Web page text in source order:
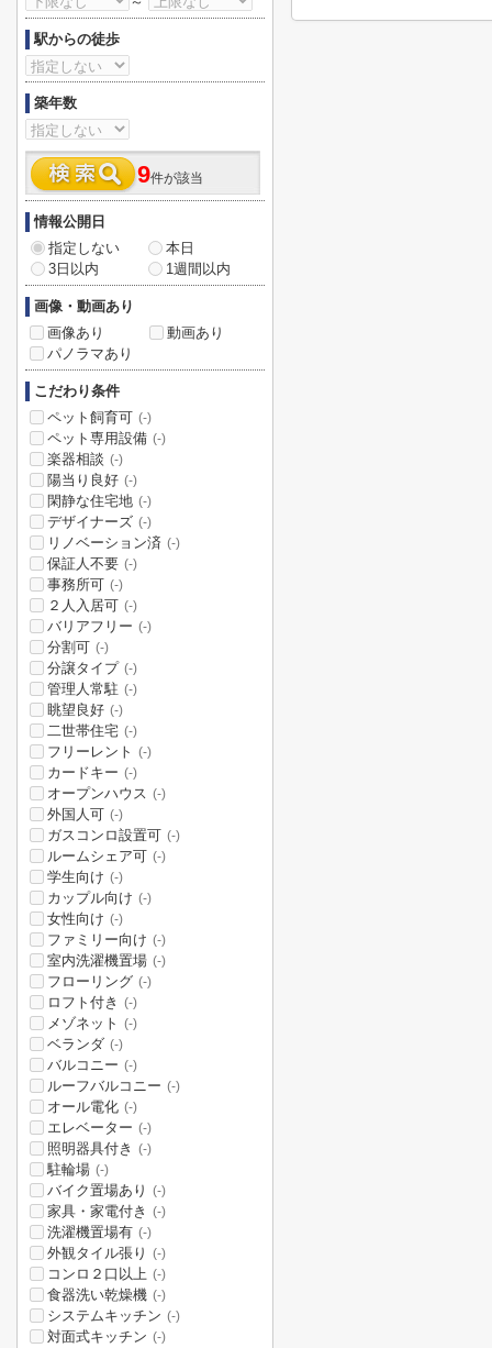
駅からの徒歩
築年数
9件が該当
情報公開日
指定しない
本日
3日以内
1週間以内
画像・動画あり
画像あり
動画あり
パノラマあり
こだわり条件
ペット飼育可 (-)
ペット専用設備 (-)
楽器相談 (-)
陽当り良好 (-)
閑静な住宅地 (-)
デザイナーズ (-)
リノベーション済 (-)
保証人不要 (-)
事務所可 (-)
２人入居可 (-)
バリアフリー (-)
分割可 (-)
分譲タイプ (-)
管理人常駐 (-)
眺望良好 (-)
二世帯住宅 (-)
フリーレント (-)
カードキー (-)
オープンハウス (-)
外国人可 (-)
ガスコンロ設置可 (-)
ルームシェア可 (-)
学生向け (-)
カップル向け (-)
女性向け (-)
ファミリー向け (-)
室内洗濯機置場 (-)
フローリング (-)
ロフト付き (-)
メゾネット (-)
ベランダ (-)
バルコニー (-)
ルーフバルコニー (-)
オール電化 (-)
エレベーター (-)
照明器具付き (-)
駐輪場 (-)
バイク置場あり (-)
家具・家電付き (-)
洗濯機置場有 (-)
外観タイル張り (-)
コンロ２口以上 (-)
食器洗い乾燥機 (-)
システムキッチン (-)
対面式キッチン (-)